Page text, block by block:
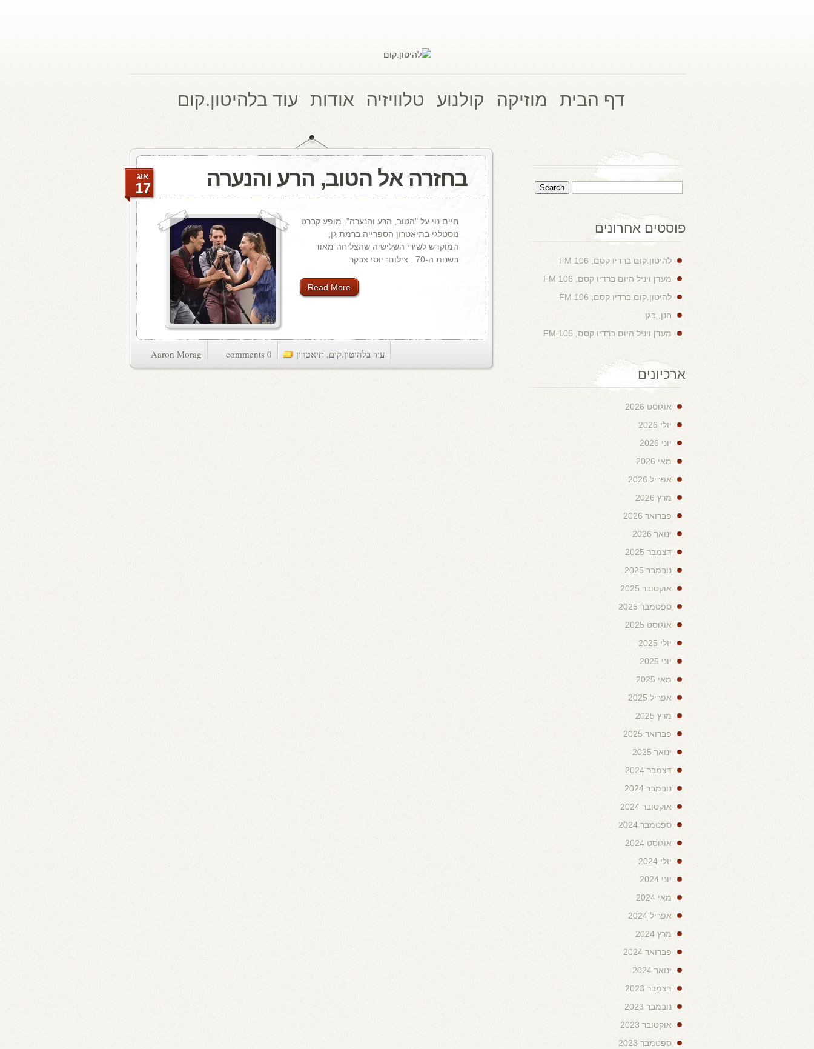
דף הבית מוזיקה קולנוע טלוויזיה אודות עוד בלהיטון.קום
בחזרה אל הטוב, הרע והנערה אוג
17
חיים נוי על "הטוב, הרע והנערה". מופע קברט
נוסטלגי בתיאטרון הספרייה ברמת גן,
המוקדש לשירי השלישיה שהצליחה מאוד
בשנות ה-70 . צילום: יוסי צבקר
Read More
Aaron Morag 0 comments עוד בלהיטון.קום, תיאטרון
פוסטים אחרונים
להיטון.קום ברדיו קסם, 106 FM
מעדן ויניל היום ברדיו קסם, 106 FM
להיטון.קום ברדיו קסם, 106 FM
חנן, בגן
מעדן ויניל היום ברדיו קסם, 106 FM
ארכיונים
אוגוסט 2026
יולי 2026
יוני 2026
מאי 2026
אפריל 2026
מרץ 2026
פברואר 2026
ינואר 2026
דצמבר 2025
נובמבר 2025
אוקטובר 2025
ספטמבר 2025
אוגוסט 2025
יולי 2025
יוני 2025
מאי 2025
אפריל 2025
מרץ 2025
פברואר 2025
ינואר 2025
דצמבר 2024
נובמבר 2024
אוקטובר 2024
ספטמבר 2024
אוגוסט 2024
יולי 2024
יוני 2024
מאי 2024
אפריל 2024
מרץ 2024
פברואר 2024
ינואר 2024
דצמבר 2023
נובמבר 2023
אוקטובר 2023
ספטמבר 2023